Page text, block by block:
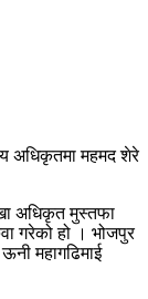
अधिकृतमा महमद शेरे
अधिकृत मुस्तफा
गरेको हो । भोजपुर
महागढिमाई